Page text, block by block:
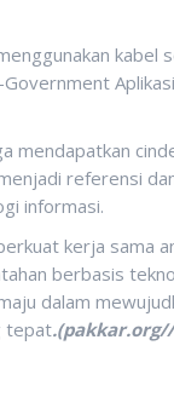
mendapatkan
referensi
informasi.
kerja sama
berbasis
dalam
tepat